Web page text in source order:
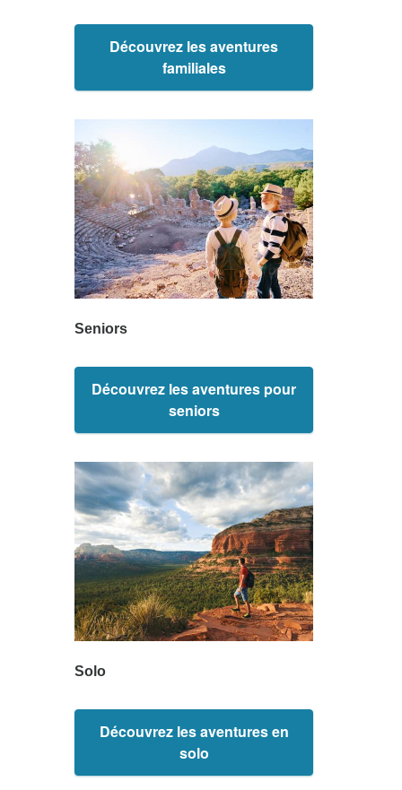
Découvrez les aventures
familiales
Seniors
Découvrez les aventures pour
seniors
Solo
Découvrez les aventures en
solo